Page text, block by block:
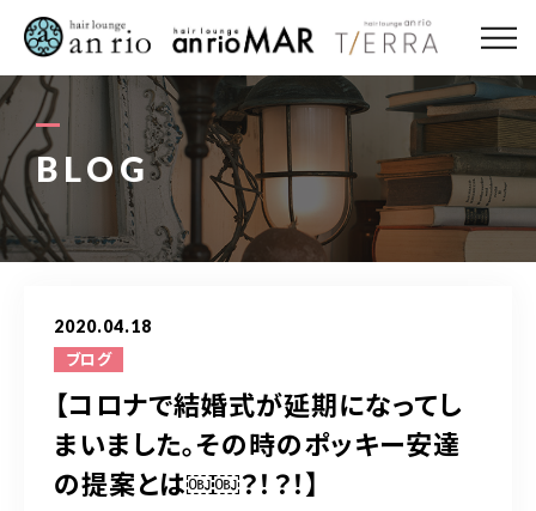
BLOG
2020.04.18
ブログ
【コロナで結婚式が延期になってし
まいました。その時のポッキー安達
の提案とは￼￼？！？！】
ABOUT US
MENU
STYLE
STAFF〈anrio TIERRA〉
RECRUIT 求人・採用